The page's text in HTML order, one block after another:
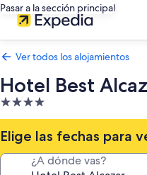
Pasar a la sección principal
Ver todos los alojamientos
Hotel Best
Alojamiento
de
4.0 estrellas
Elige las fechas para
¿A dónde vas?